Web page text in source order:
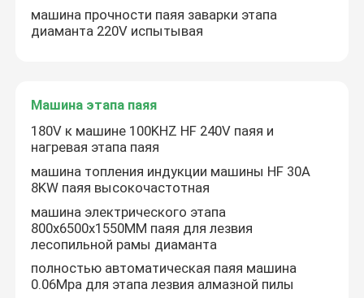
машина прочности паяя заварки этапа
диаманта 220V испытывая
Машина этапа паяя
180V к машине 100KHZ HF 240V паяя и
нагревая этапа паяя
машина топления индукции машины HF 30A
8KW паяя высокочастотная
машина электрического этапа
800x6500x1550MM паяя для лезвия
лесопильной рамы диаманта
полностью автоматическая паяя машина
0.06Mpa для этапа лезвия алмазной пилы